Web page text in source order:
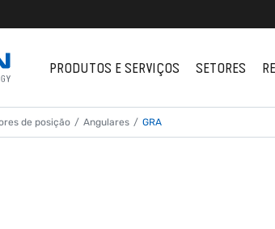
PRODUTOS E SERVIÇOS SETORES
de posição Angulares GRA